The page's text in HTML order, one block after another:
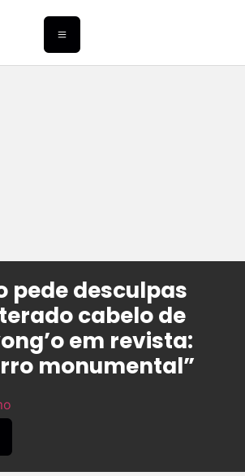
pede desculpas
cabelo de
em revista:
monumental”